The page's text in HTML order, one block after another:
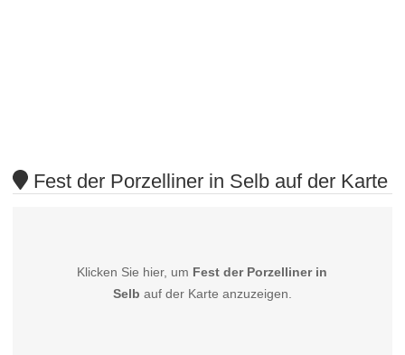
Fest der Porzelliner in Selb auf der Karte
Klicken Sie hier, um Fest der Porzelliner in
Selb auf der Karte anzuzeigen.